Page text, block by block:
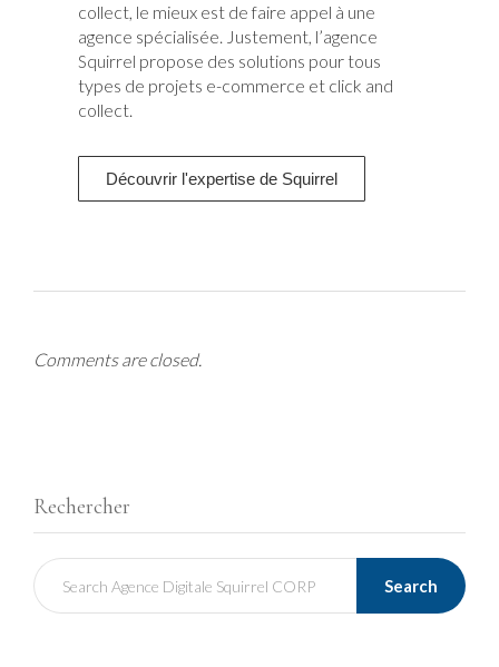
collect, le mieux est de faire appel à une
agence spécialisée. Justement, l’agence
Squirrel propose des solutions pour tous
types de projets e-commerce et click and
collect.
Découvrir l'expertise de Squirrel
Comments are closed.
Rechercher
Search